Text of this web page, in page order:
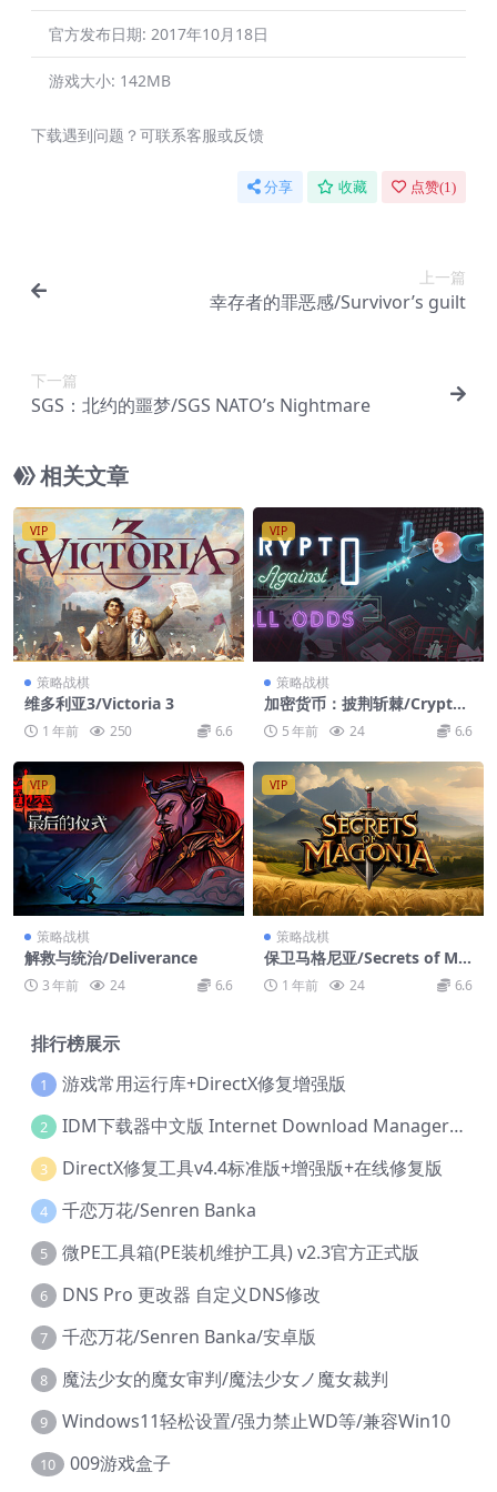
官方发布日期: 2017年10月18日
游戏大小: 142MB
下载遇到问题？可联系客服或反馈
分享 收藏 点赞(1)
上一篇
幸存者的罪恶感/Survivor’s guilt
下一篇
SGS：北约的噩梦/SGS NATO’s Nightmare
相关文章
VIP
策略战棋
维多利亚3/Victoria 3
1 年前 250 6.6
VIP
策略战棋
加密货币：披荆斩棘/Crypto
Against All Odds
5 年前 24 6.6
VIP
策略战棋
解救与统治/Deliverance
3 年前 24 6.6
VIP
策略战棋
保卫马格尼亚/Secrets of Ma
gonia1 年前 24 6.6
排行榜展示
1 游戏常用运行库+DirectX修复增强版
2 IDM下载器中文版 Internet Download Manager v6.42.36 IDM
3 DirectX修复工具v4.4标准版+增强版+在线修复版
4 千恋万花/Senren Banka
5 微PE工具箱(PE装机维护工具) v2.3官方正式版
6 DNS Pro 更改器 自定义DNS修改
7 千恋万花/Senren Banka/安卓版
8 魔法少女的魔女审判/魔法少女ノ魔女裁判
9 Windows11轻松设置/强力禁止WD等/兼容Win10
10 009游戏盒子